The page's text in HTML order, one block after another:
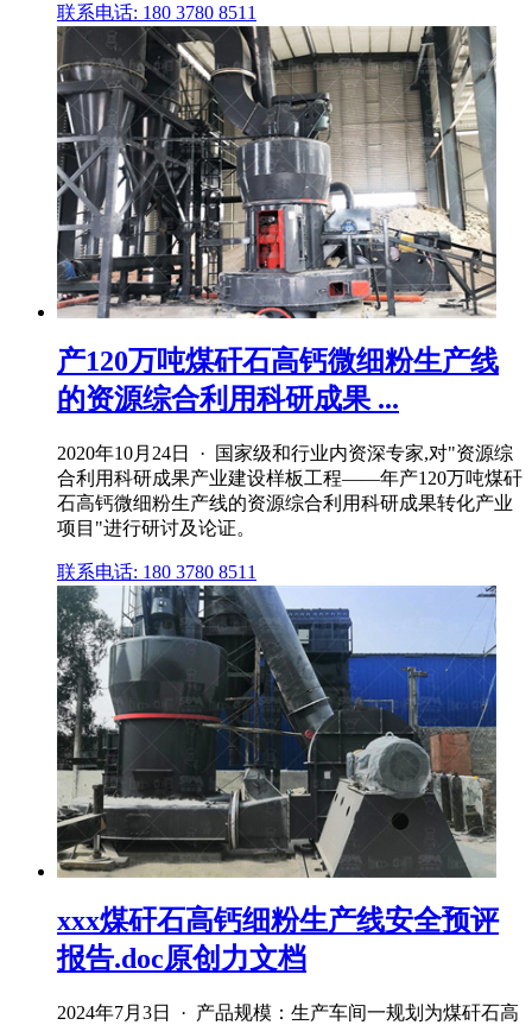
联系电话: 180 3780 8511
产120万吨煤矸石高钙微细粉生产线
的资源综合利用科研成果 ...
2020年10月24日 · 国家级和行业内资深专家,对"资源综
合利用科研成果产业建设样板工程——年产120万吨煤矸
石高钙微细粉生产线的资源综合利用科研成果转化产业
项目"进行研讨及论证。
联系电话: 180 3780 8511
xxx煤矸石高钙细粉生产线安全预评
报告.doc原创力文档
2024年7月3日 · 产品规模：生产车间一规划为煤矸石高